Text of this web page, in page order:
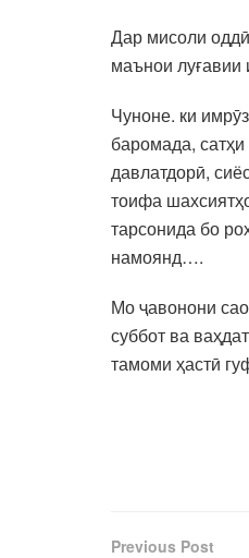
Дар мисоли
маънои
Чуноне. ки
баромада,
давлатдорӣ,
тоифа
тарсонида бо
намоянд….
Мо ҷавонони
суббот ва
тамоми ҳастӣ
Previous Post